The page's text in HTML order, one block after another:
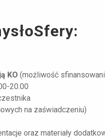
KO (możliwość
20.00
na zaświadczeniu)
oraz materiały